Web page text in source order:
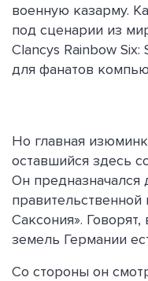
военную казарму.
под сценарии из
Clancys Rainbow
для фанатов
Но главная
оставшийся здесь
Он
Саксония».
земель Германии
Со стороны он